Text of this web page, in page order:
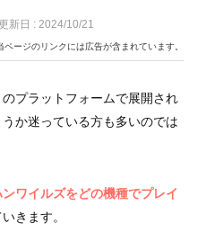
新日 : 2024/10/21
ページのリンクには広告が含まれています。
プラットフォームで展開され
か迷っている方も多いのでは
ンワイルズをどの機種でプレイ
きます。